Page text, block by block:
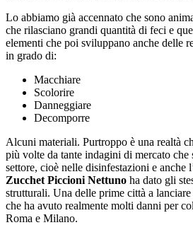
Lo abbiamo già accennato che sono
che rilasciano grandi quantità di feci e
elementi che poi sviluppano anche delle
in grado di:
Macchiare
Scolorire
Danneggiare
Decomporre
Alcuni materiali. Purtroppo è una realtà
più volte da tante indagini di mercato che
settore, cioè nelle disinfestazioni e anche
Zucchet Piccioni Nettuno ha dato gli
strutturali. Una delle prime città a
che ha avuto realmente molti danni per
Roma e Milano.